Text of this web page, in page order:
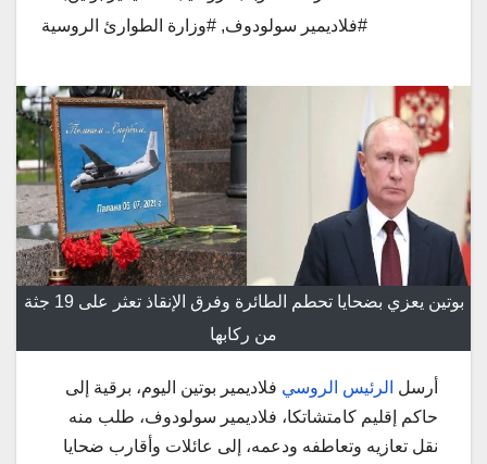
#فلاديمير سولودوف, #وزارة الطوارئ الروسية
بوتين يعزي بضحايا تحطم الطائرة وفرق الإنقاذ تعثر على 19 جثة
من ركابها
أرسل الرئيس الروسي فلاديمير بوتين اليوم، برقية إلى
حاكم إقليم كامتشاتكا، فلاديمير سولودوف، طلب منه
نقل تعازيه وتعاطفه ودعمه، إلى عائلات وأقارب ضحايا